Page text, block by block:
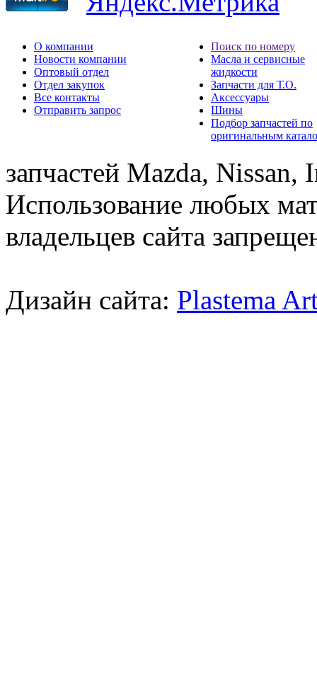
О компании
Новости компании
Оптовый отдел
Отдел закупок
Все контакты
Отправить запрос
Поиск по номеру
Масла и сервисные
жидкости
Запчасти для Т.О.
Аксессуары
Шины
Подбор запчастей по
оригинальным
запчастей Mazda,
Использование любых
владельцев сайта
Дизайн сайта: Plastema